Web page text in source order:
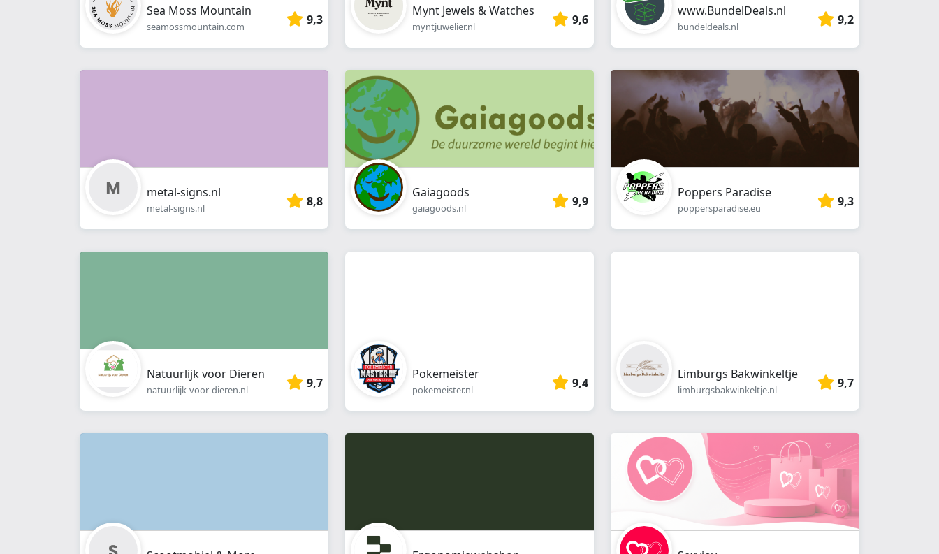
Sea Moss Mountain
seamossmountain.com 9,3
Mynt Jewels & Watches
myntjuwelier.nl 9,6
www.BundelDeals.nl
bundeldeals.nl 9,2
metal-signs.nl
metal-signs.nl 8,8
Gaiagoods
gaiagoods.nl 9,9
Poppers Paradise
poppersparadise.eu 9,3
Natuurlijk voor Dieren
natuurlijk-voor-dieren.nl 9,7
Pokemeister
pokemeister.nl 9,4
Limburgs Bakwinkeltje
limburgsbakwinkeltje.nl 9,7